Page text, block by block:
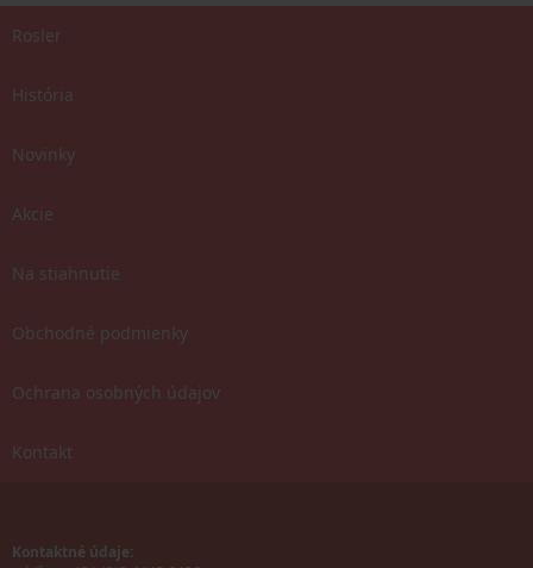
Rosler
História
Novinky
Akcie
Na stiahnutie
Obchodné podmienky
Ochrana osobných údajov
Kontakt
Kontaktné údaje: